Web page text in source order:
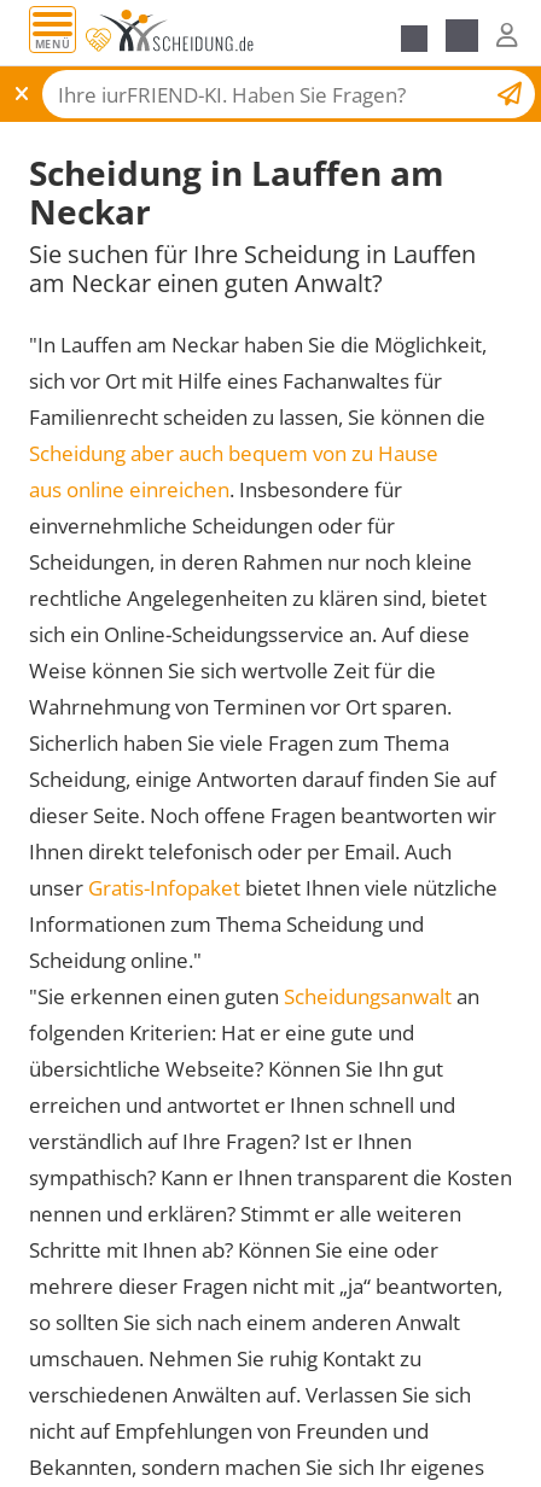
MENÜ
Scheidungsantrag
Scheidung in Lauffen am
Neckar
Sie suchen für Ihre Scheidung in Lauffen
am Neckar einen guten Anwalt?
"In Lauffen am Neckar haben Sie die Möglichkeit,
sich vor Ort mit Hilfe eines Fachanwaltes für
Familienrecht scheiden zu lassen, Sie können die
Scheidung aber auch bequem von zu Hause
aus online einreichen. Insbesondere für
einvernehmliche Scheidungen oder für
Scheidungen, in deren Rahmen nur noch kleine
rechtliche Angelegenheiten zu klären sind, bietet
sich ein Online-Scheidungsservice an. Auf diese
Weise können Sie sich wertvolle Zeit für die
Wahrnehmung von Terminen vor Ort sparen.
Sicherlich haben Sie viele Fragen zum Thema
Scheidung, einige Antworten darauf finden Sie auf
dieser Seite. Noch offene Fragen beantworten wir
Ihnen direkt telefonisch oder per Email. Auch
unser Gratis-Infopaket bietet Ihnen viele nützliche
Informationen zum Thema Scheidung und
Scheidung online."
"Sie erkennen einen guten Scheidungsanwaltan
folgenden Kriterien: Hat er eine gute und
übersichtliche Webseite? Können Sie Ihn gut
erreichen und antwortet er Ihnen schnell und
verständlich auf Ihre Fragen? Ist er Ihnen
sympathisch? Kann er Ihnen transparent die Kosten
nennen und erklären? Stimmt er alle weiteren
Schritte mit Ihnen ab? Können Sie eine oder
mehrere dieser Fragen nicht mit „ja“ beantworten,
so sollten Sie sich nach einem anderen Anwalt
umschauen. Nehmen Sie ruhig Kontakt zu
verschiedenen Anwälten auf. Verlassen Sie sich
nicht auf Empfehlungen von Freunden und
Bekannten, sondern machen Sie sich Ihr eigenes